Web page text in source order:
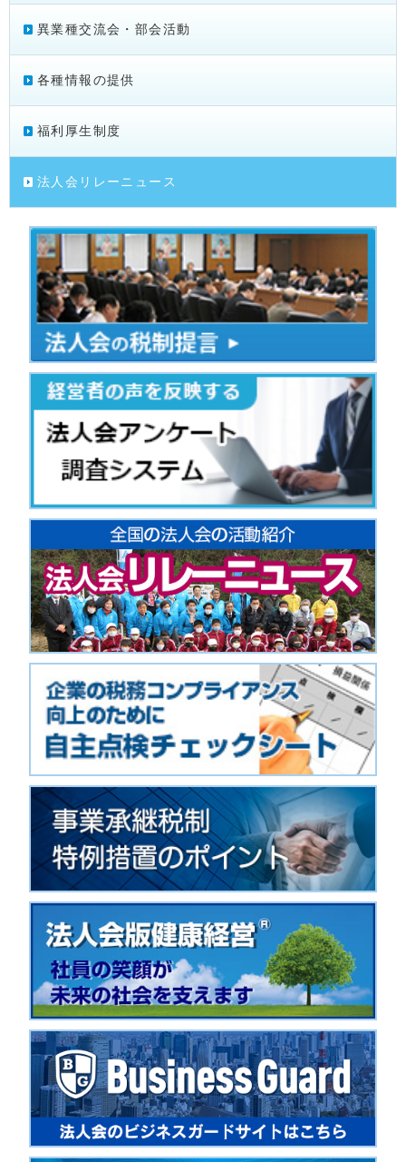
異業種交流会・部会活動
各種情報の提供
福利厚生制度
法人会リレーニュース